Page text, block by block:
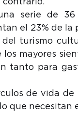
contrario.
serie de 36
el 23% de la
turismo
mayores
tanto para
de vida de
que necesitan